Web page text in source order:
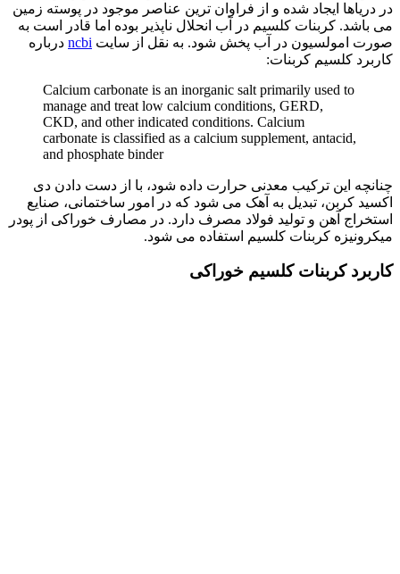
در دریاها ایجاد شده و از فراوان ترین عناصر موجود در پوسته زمین
می باشد. کربنات کلسیم در آب انحلال ناپذیر بوده اما قادر است به
صورت امولسیون در آب پخش شود. به نقل از سایت ncbi درباره
کاربرد کلسیم کربنات:
Calcium carbonate is an inorganic salt primarily used to
manage and treat low calcium conditions, GERD,
CKD, and other indicated conditions. Calcium
carbonate is classified as a calcium supplement, antacid,
and phosphate binder
چنانچه این ترکیب معدنی حرارت داده شود، با از دست دادن دی
اکسید کربن، تبدیل به آهک می شود که در امور ساختمانی، صنایع
استخراج آهن و تولید فولاد مصرف دارد. در مصارف خوراکی از پودر
میکرونیزه کربنات کلسیم استفاده می شود.
کاربرد کربنات کلسیم خوراکی